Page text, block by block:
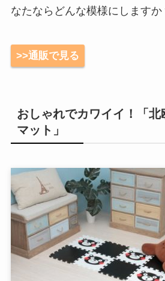
なたならどんな模様にしますか
>>通販で見る
おしゃれでカワイイ！「北
マット」